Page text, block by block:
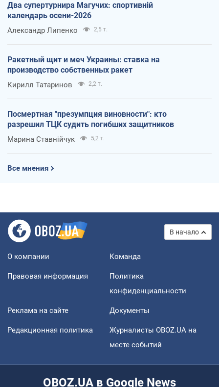
Два супертурнира Магучих: спортивній
календарь осени-2026
Александр Липенко 2,5 т.
Ракетный щит и меч Украины: ставка на
производство собственных ракет
Кирилл Татаринов 2,2 т.
Посмертная "презумпция виновности": кто
разрешил ТЦК судить погибших защитников
Марина Ставнійчук 5,2 т.
Все мнения
В начало
О компании Команда
Правовая информация
Политика
конфиденциальности
Реклама на сайте Документы
Редакционная политика
Журналисты OBOZ.UA на
месте событий
OBOZ.UA в Google News